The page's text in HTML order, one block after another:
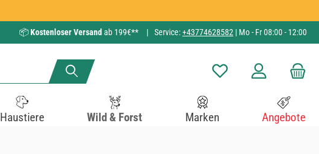
📦Kostenloser Versand ab 199€** | Service:+43774628582 | Mo - Fr 08:00 - 12:00
Du hast 0 Produkte auf
Haustiere Wild & Forst Marken Angebote